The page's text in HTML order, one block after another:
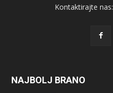
Kontaktirajte nas:
NAJBOLJ BRANO